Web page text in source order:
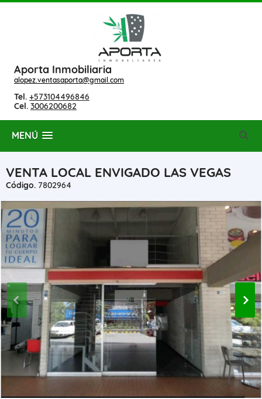
Aporta Inmobiliaria
alopez.ventasaporta@gmail.com
Tel. +573104496846
Cel. 3006200682
MENÚ
VENTA LOCAL ENVIGADO LAS VEGAS
Código. 7802964